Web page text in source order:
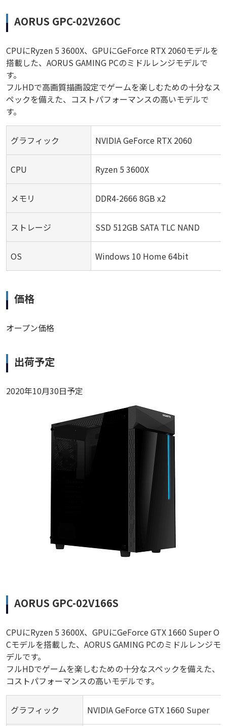
AORUS GPC-02V26OC
CPUにRyzen 5 3600X、GPUにGeForce RTX 2060モデルを
搭載した、AORUS GAMING PCのミドルレンジモデルで
す。
フルHDで高画質描画設定でゲームを楽しむための十分なス
ペックを備えた、コストパフォーマンスの高いモデルで
す。
グラフィック NVIDIA GeForce RTX 2060
CPU Ryzen 5 3600X
メモリ DDR4-2666 8GB x2
ストレージ SSD 512GB SATA TLC NAND
OS Windows 10 Home 64bit
価格
オープン価格
出荷予定
2020年10月30日予定
AORUS GPC-02V166S
CPUにRyzen 5 3600X、GPUにGeForce GTX 1660 Super O
Cモデルを搭載した、AORUS GAMING PCのミドルレンジモ
デルです。
フルHDでゲームを楽しむための十分なスペックを備えた、
コストパフォーマンスの高いモデルです。
グラフィック NVIDIA GeForce GTX 1660 Super